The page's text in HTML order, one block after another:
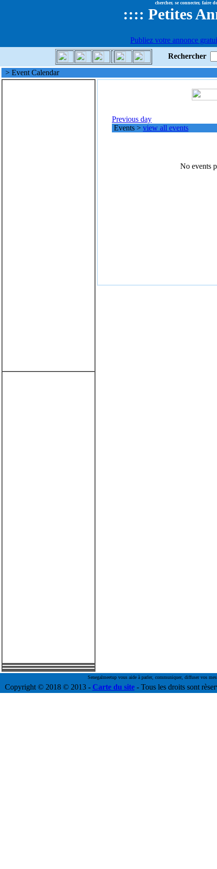
chercher, se connecter, faire
:::: Petites
Publiez votre annonce
Rechercher
> Event Calendar
Previous day
Events > view all events
No events
Senegalmeetup vous aide à parler, communiquer, diffuser vos
Copyright © 2018 © 2013- Carte du site - Tous les droits sont